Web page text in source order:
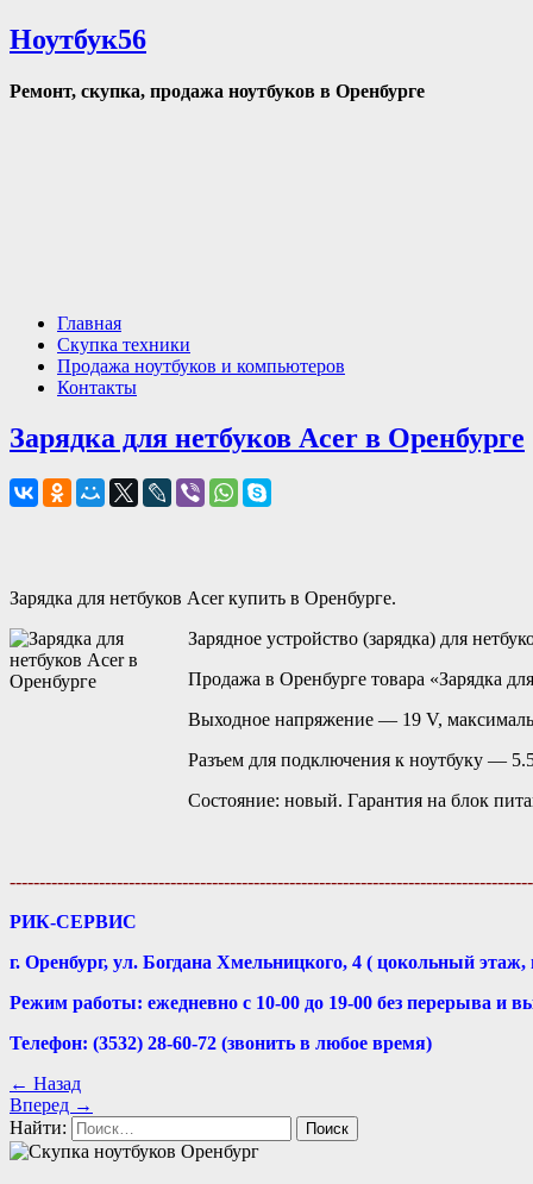
Ноутбук56
Ремонт, скупка, продажа ноутбуков в Оренбурге
Главная
Скупка техники
Продажа ноутбуков и компьютеров
Контакты
Зарядка для нетбуков Acer в Оренбурге
Зарядка для нетбуков Acer купить в Оренбурге.
Зарядное устройство (зарядка) для
Продажа в Оренбурге товара «Зарядка
Выходное напряжение — 19 V,
Разъем для подключения к ноутбуку —
Состояние: новый. Гарантия на блок
РИК-СЕРВИС
г. Оренбург, ул. Богдана Хмельницкого, 4 ( цокольный этаж,
Режим работы: ежедневно с 10-00 до 19-00 без перерыва и
Телефон: (3532) 28-60-72 (звонить в любое время)
← Назад
Вперед →
Найти: